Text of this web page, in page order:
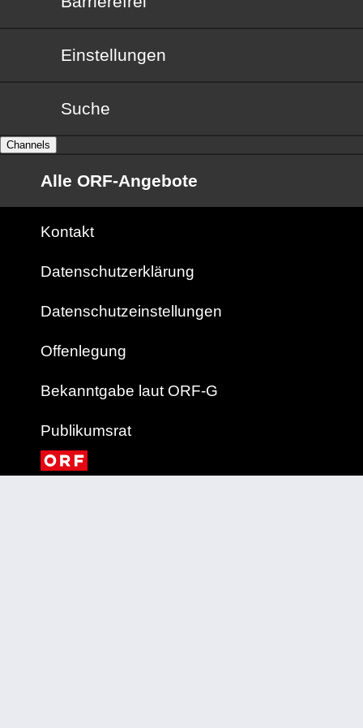
Einstellungen
Suche
Channels
Alle ORF-Angebote
Kontakt
Datenschutzerklärung
Datenschutzeinstellungen
Offenlegung
Bekanntgabe laut ORF-G
Publikumsrat